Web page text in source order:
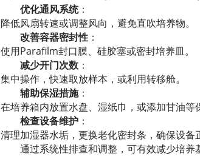
优化通风系统：
降低风扇转速或调整风向，避免直吹培养物。
改善容器密封性 ：
使用Parafilm封口膜、硅胶塞或密封培养皿。
减少开门次数 ：
集中操作，快速取放样本，或利用转移舱。
辅助保湿措施：
在培养箱内放置水盘、湿纸巾，或添加甘油等
检查设备维护 ：
清理加湿器水垢，更换老化密封条，确保设备
通过系统性排查和调整，可有效减少培养